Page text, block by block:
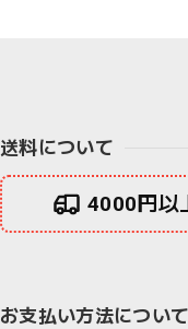
送料について
4000円以
お支払い方法について